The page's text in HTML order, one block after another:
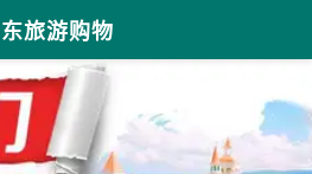
旅游购物